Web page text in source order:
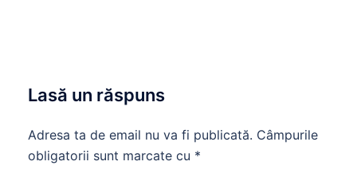
Lasă un răspuns
Adresa ta de email nu va fi publicată. Câmpurile
obligatorii sunt marcate cu *